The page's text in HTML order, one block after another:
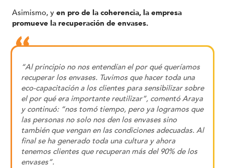
Asimismo, y en pro de la coherencia, la empresa
promueve la recuperación de envases.
“Al principio no nos entendían el por qué queríamos
recuperar los envases. Tuvimos que hacer toda una
eco-capacitación a los clientes para sensibilizar sobre
el por qué era importante reutilizar”, comentó Araya
y continuó: “nos tomó tiempo, pero ya logramos que
las personas no solo nos den los envases sino
también que vengan en las condiciones adecuadas. Al
final se ha generado toda una cultura y ahora
tenemos clientes que recuperan más del 90% de los
envases”.